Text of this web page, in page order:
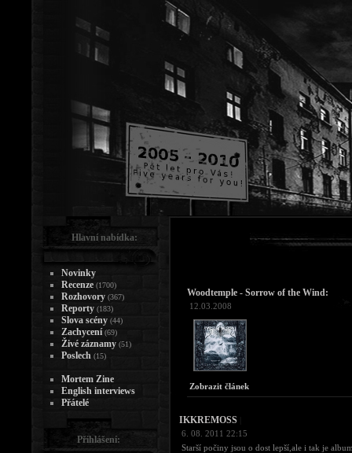
Woodtemple - Sorrow of the Wind:
12.03.2008
Zobrazit článek
IKKREMOSS
6. 08. 2011 22:15
Starší počiny jsou o dost lepší,ale i tak je
Hlavní nabídka:
Novinky
Recenze (1700)
Rozhovory (367)
Reporty (183)
Slova scény (44)
Zachycení (69)
Živé záznamy (51)
Poslech (15)
Mortem Zine
English interviews
Přátelé
Přihlášení: